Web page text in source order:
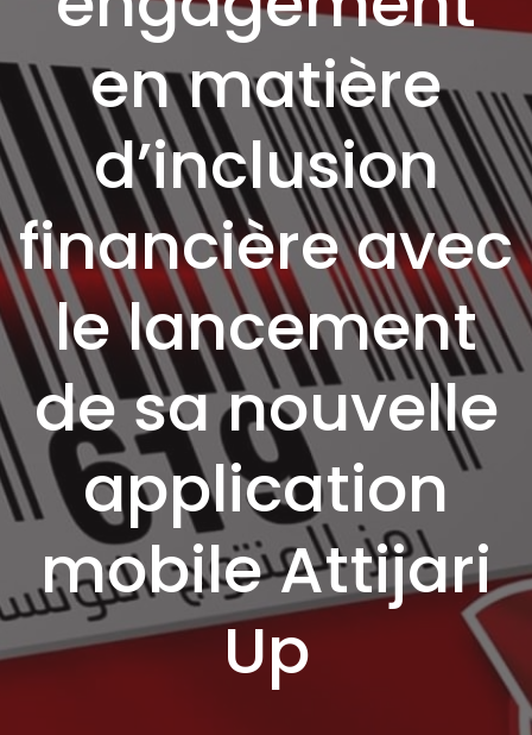
en matière
d’inclusion
financière avec
le lancement
de sa nouvelle
application
mobile Attijari
Up